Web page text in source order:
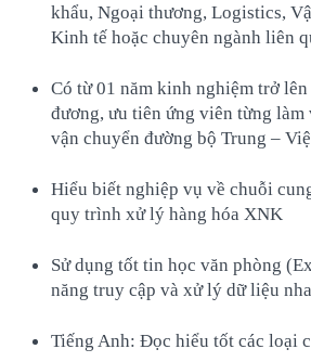
khẩu, Ngoại thương, Logistics,
Kinh tế hoặc chuyên ngành liên
Có từ 01 năm kinh nghiệm trở
đương, ưu tiên ứng viên từng
vận chuyển đường bộ Trung –
Hiểu biết nghiệp vụ về chuỗi
quy trình xử lý hàng hóa XNK
Sử dụng tốt tin học văn phòng
năng truy cập và xử lý dữ liệu
Tiếng Anh: Đọc hiểu tốt các loại